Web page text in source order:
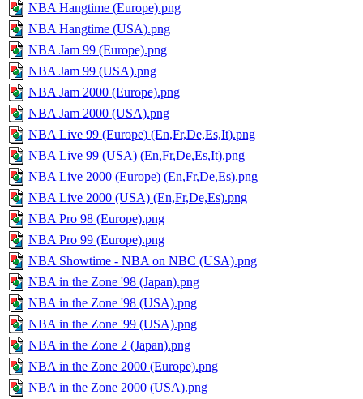
NBA Hangtime (Europe).png
NBA Hangtime (USA).png
NBA Jam 99 (Europe).png
NBA Jam 99 (USA).png
NBA Jam 2000 (Europe).png
NBA Jam 2000 (USA).png
NBA Live 99 (Europe) (En,Fr,De,Es,It).png
NBA Live 99 (USA) (En,Fr,De,Es,It).png
NBA Live 2000 (Europe) (En,Fr,De,Es).png
NBA Live 2000 (USA) (En,Fr,De,Es).png
NBA Pro 98 (Europe).png
NBA Pro 99 (Europe).png
NBA Showtime - NBA on NBC (USA).png
NBA in the Zone '98 (Japan).png
NBA in the Zone '98 (USA).png
NBA in the Zone '99 (USA).png
NBA in the Zone 2 (Japan).png
NBA in the Zone 2000 (Europe).png
NBA in the Zone 2000 (USA).png